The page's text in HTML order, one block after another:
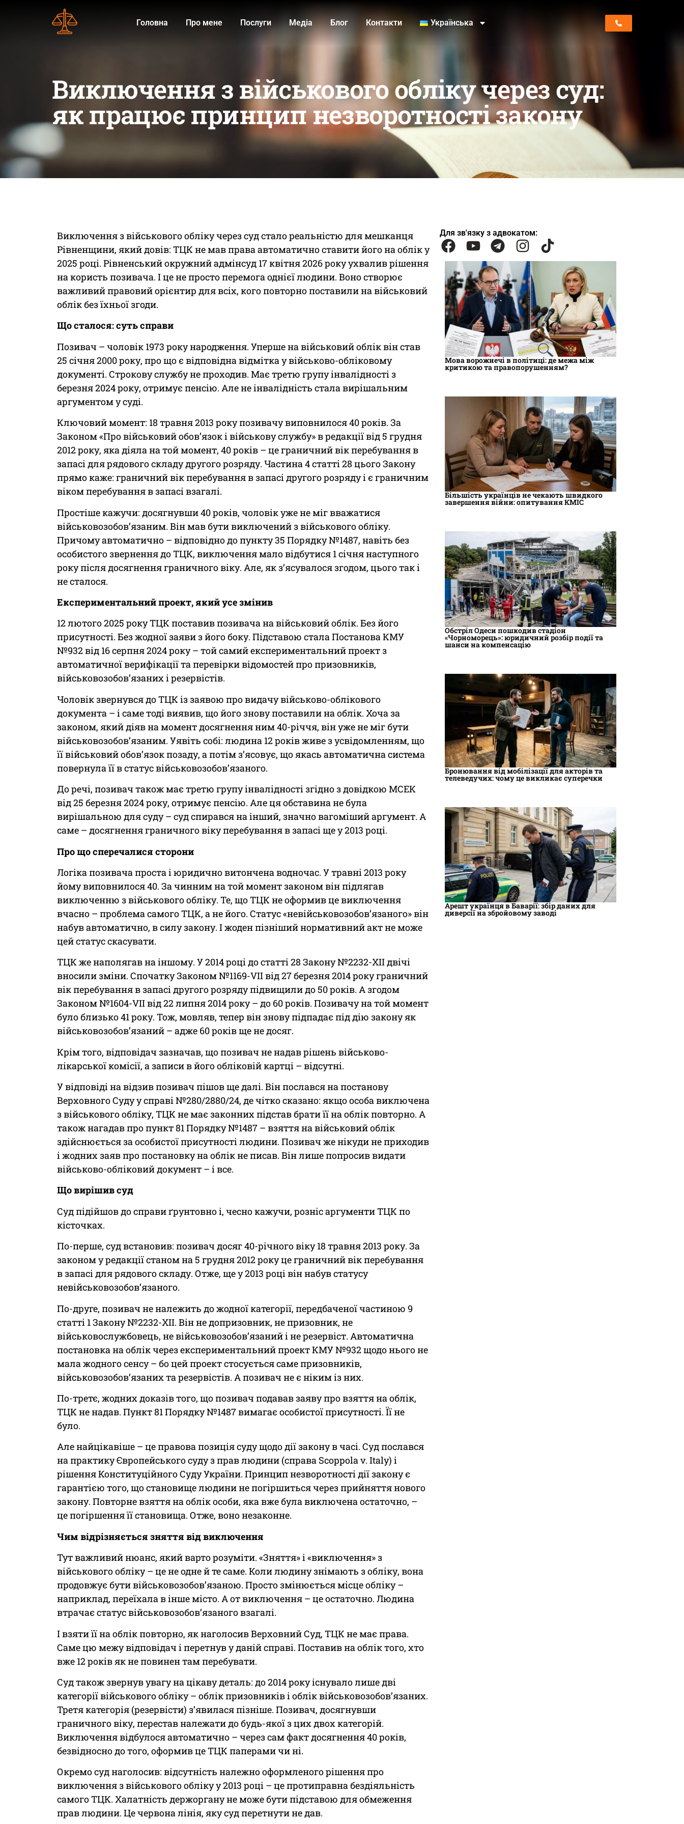
Головна Про мене Послуги Медiа Блог Контакти Українська
Виключення з військового обліку через суд:
як працює принцип незворотності закону
Виключення з військового обліку через суд стало реальністю для мешканця
Рівненщини, який довів: ТЦК не мав права автоматично ставити його на облік у
2025 році. Рівненський окружний адмінсуд 17 квітня 2026 року ухвалив рішення
на користь позивача. І це не просто перемога однієї людини. Воно створює
важливий правовий орієнтир для всіх, кого повторно поставили на військовий
облік без їхньої згоди.
Що сталося: суть справи
Позивач – чоловік 1973 року народження. Уперше на військовий облік він став
25 січня 2000 року, про що є відповідна відмітка у військово-обліковому
документі. Строкову службу не проходив. Має третю групу інвалідності з
березня 2024 року, отримує пенсію. Але не інвалідність стала вирішальним
аргументом у суді.
Ключовий момент: 18 травня 2013 року позивачу виповнилося 40 років. За
Законом «Про військовий обов’язок і військову службу» в редакції від 5 грудня
2012 року, яка діяла на той момент, 40 років – це граничний вік перебування в
запасі для рядового складу другого розряду. Частина 4 статті 28 цього Закону
прямо каже: граничний вік перебування в запасі другого розряду і є граничним
віком перебування в запасі взагалі.
Простіше кажучи: досягнувши 40 років, чоловік уже не міг вважатися
військовозобов’язаним. Він мав бути виключений з військового обліку.
Причому автоматично – відповідно до пункту 35 Порядку №1487, навіть без
особистого звернення до ТЦК, виключення мало відбутися 1 січня наступного
року після досягнення граничного віку. Але, як з’ясувалося згодом, цього так і
не сталося.
Експериментальний проект, який усе змінив
12 лютого 2025 року ТЦК поставив позивача на військовий облік. Без його
присутності. Без жодної заяви з його боку. Підставою стала Постанова КМУ
№932 від 16 серпня 2024 року – той самий експериментальний проект з
автоматичної верифікації та перевірки відомостей про призовників,
військовозобов’язаних і резервістів.
Чоловік звернувся до ТЦК із заявою про видачу військово-облікового
документа – і саме тоді виявив, що його знову поставили на облік. Хоча за
законом, який діяв на момент досягнення ним 40-річчя, він уже не міг бути
військовозобов’язаним. Уявіть собі: людина 12 років живе з усвідомленням, що
її військовий обов’язок позаду, а потім з’ясовує, що якась автоматична система
повернула її в статус військовозобов’язаного.
До речі, позивач також має третю групу інвалідності згідно з довідкою МСЕК
від 25 березня 2024 року, отримує пенсію. Але ця обставина не була
вирішальною для суду – суд спирався на інший, значно вагоміший аргумент. А
саме – досягнення граничного віку перебування в запасі ще у 2013 році.
Про що сперечалися сторони
Логіка позивача проста і юридично витончена водночас. У травні 2013 року
йому виповнилося 40. За чинним на той момент законом він підлягав
виключенню з військового обліку. Те, що ТЦК не оформив це виключення
вчасно – проблема самого ТЦК, а не його. Статус «невійськовозобов’язаного» він
набув автоматично, в силу закону. І жоден пізніший нормативний акт не може
цей статус скасувати.
ТЦК же наполягав на іншому. У 2014 році до статті 28 Закону №2232-XII двічі
вносили зміни. Спочатку Законом №1169-VII від 27 березня 2014 року граничний
вік перебування в запасі другого розряду підвищили до 50 років. А згодом
Законом №1604-VII від 22 липня 2014 року – до 60 років. Позивачу на той момент
було близько 41 року. Тож, мовляв, тепер він знову підпадає під дію закону як
військовозобов’язаний – адже 60 років ще не досяг.
Крім того, відповідач зазначав, що позивач не надав рішень військово-
лікарської комісії, а записи в його обліковій картці – відсутні.
У відповіді на відзив позивач пішов ще далі. Він послався на постанову
Верховного Суду у справі №280/2880/24, де чітко сказано: якщо особа виключена
з військового обліку, ТЦК не має законних підстав брати її на облік повторно. А
також нагадав про пункт 81 Порядку №1487 – взяття на військовий облік
здійснюється за особистої присутності людини. Позивач же нікуди не приходив
і жодних заяв про постановку на облік не писав. Він лише попросив видати
військово-обліковий документ – і все.
Що вирішив суд
Суд підійшов до справи ґрунтовно і, чесно кажучи, розніс аргументи ТЦК по
кісточках.
По-перше, суд встановив: позивач досяг 40-річного віку 18 травня 2013 року. За
законом у редакції станом на 5 грудня 2012 року це граничний вік перебування
в запасі для рядового складу. Отже, ще у 2013 році він набув статусу
невійськовозобов’язаного.
По-друге, позивач не належить до жодної категорії, передбаченої частиною 9
статті 1 Закону №2232-XII. Він не допризовник, не призовник, не
військовослужбовець, не військовозобов’язаний і не резервіст. Автоматична
постановка на облік через експериментальний проект КМУ №932 щодо нього не
мала жодного сенсу – бо цей проект стосується саме призовників,
військовозобов’язаних та резервістів. А позивач не є ніким із них.
По-третє, жодних доказів того, що позивач подавав заяву про взяття на облік,
ТЦК не надав. Пункт 81 Порядку №1487 вимагає особистої присутності. Її не
було.
Але найцікавіше – це правова позиція суду щодо дії закону в часі. Суд послався
на практику Європейського суду з прав людини (справа Scoppola v. Italy) і
рішення Конституційного Суду України. Принцип незворотності дії закону є
гарантією того, що становище людини не погіршиться через прийняття нового
закону. Повторне взяття на облік особи, яка вже була виключена остаточно, –
це погіршення її становища. Отже, воно незаконне.
Чим відрізняється зняття від виключення
Тут важливий нюанс, який варто розуміти. «Зняття» і «виключення» з
військового обліку – це не одне й те саме. Коли людину знімають з обліку, вона
продовжує бути військовозобов’язаною. Просто змінюється місце обліку –
наприклад, переїхала в інше місто. А от виключення – це остаточно. Людина
втрачає статус військовозобов’язаного взагалі.
І взяти її на облік повторно, як наголосив Верховний Суд, ТЦК не має права.
Саме цю межу відповідач і перетнув у даній справі. Поставив на облік того, хто
вже 12 років як не повинен там перебувати.
Суд також звернув увагу на цікаву деталь: до 2014 року існувало лише дві
категорії військового обліку – облік призовників і облік військовозобов’язаних.
Третя категорія (резервісти) з’явилася пізніше. Позивач, досягнувши
граничного віку, перестав належати до будь-якої з цих двох категорій.
Виключення відбулося автоматично – через сам факт досягнення 40 років,
безвідносно до того, оформив це ТЦК паперами чи ні.
Окремо суд наголосив: відсутність належно оформленого рішення про
виключення з військового обліку у 2013 році – це протиправна бездіяльність
самого ТЦК. Халатність держоргану не може бути підставою для обмеження
прав людини. Це червона лінія, яку суд перетнути не дав.
Для зв'язку з адвокатом:
Мова ворожнечі в політиці: де межа між
критикою та правопорушенням?
Більшість українців не чекають швидкого
завершення війни: опитування КМІС
Обстріл Одеси пошкодив стадіон
«Чорноморець»: юридичний розбір події та
шанси на компенсацію
Бронювання від мобілізації для акторів та
телеведучих: чому це викликає суперечки
Арешт українця в Баварії: збір даних для
диверсії на збройовому заводі